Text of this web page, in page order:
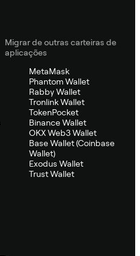
Migrar de outras carteiras de
aplicações
MetaMask
Phantom Wallet
Rabby Wallet
Tronlink Wallet
TokenPocket
Binance Wallet
OKX Web3 Wallet
Base Wallet (Coinbase
Wallet)
Exodus Wallet
Trust Wallet